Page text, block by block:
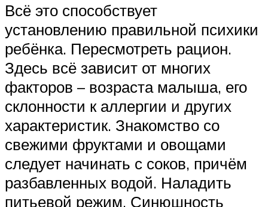
Всё это способствует
установлению правильной психики
ребёнка. Пересмотреть рацион.
Здесь всё зависит от многих
факторов – возраста малыша, его
склонности к аллергии и других
характеристик. Знакомство со
свежими фруктами и овощами
следует начинать с соков, причём
разбавленных водой. Наладить
питьевой режим. Синюшность